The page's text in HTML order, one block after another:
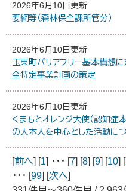
2026年6月10日更新
要綱等（森林保全課所管分）
2026年6月10日更新
玉東町バリアフリー基本構想
全特定事業計画の策定
2026年6月10日更新
くまもとオレンジ大使（認知症
の人本人を中心とした活動に
[前へ] [1] ･･･ [7] [8] [9] [10] [
･･･ [99] [次へ]